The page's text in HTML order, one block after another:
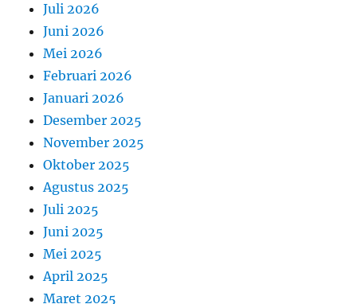
Juli 2026
Juni 2026
Mei 2026
Februari 2026
Januari 2026
Desember 2025
November 2025
Oktober 2025
Agustus 2025
Juli 2025
Juni 2025
Mei 2025
April 2025
Maret 2025